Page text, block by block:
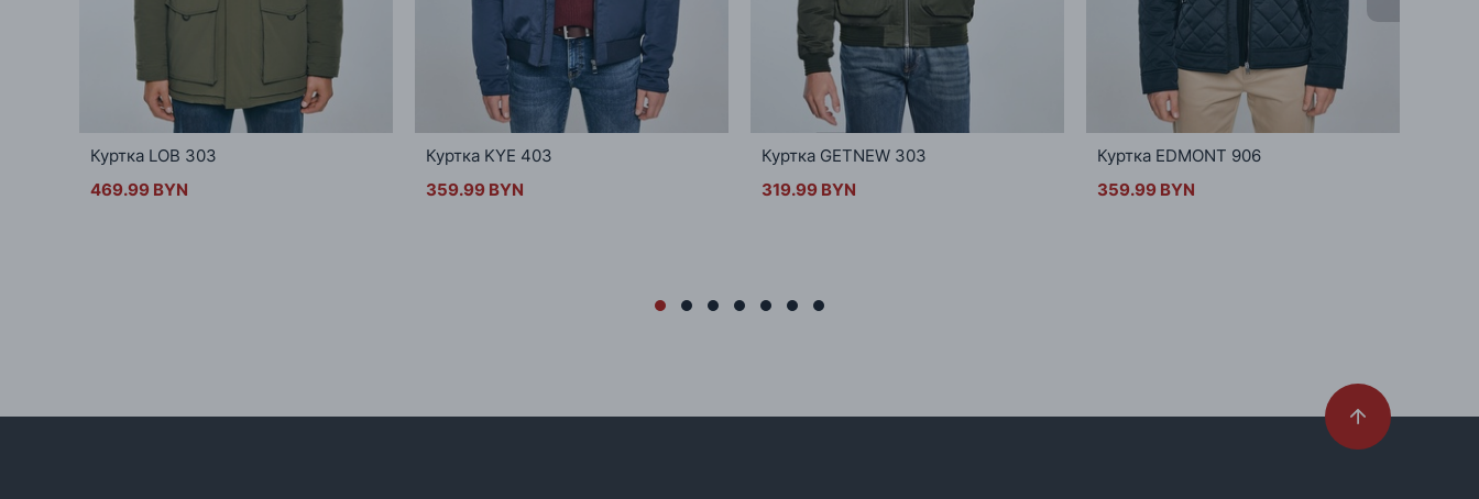
Куртка LOB 303
469.99 BYN
Куртка KYE 403
359.99 BYN
Куртка GETNEW 303
319.99 BYN
Куртка EDMONT 906
359.99 BYN